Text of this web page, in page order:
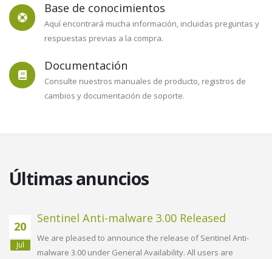
Base de conocimientos
Aquí encontrará mucha información, incluidas preguntas y
respuestas previas a la compra.
Documentación
Consulte nuestros manuales de producto, registros de
cambios y documentación de soporte.
Últimas anuncios
20
Jul
Sentinel Anti-malware 3.00 Released
We are pleased to announce the release of Sentinel Anti-
malware 3.00 under General Availability. All users are